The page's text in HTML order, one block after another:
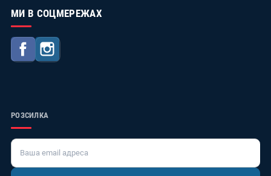
МИ В СОЦМЕРЕЖАХ
Facebook
РОЗСИЛКА